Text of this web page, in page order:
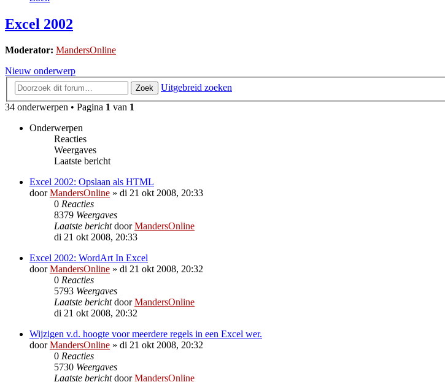
Excel 2002
Moderator: MandersOnline
Nieuw onderwerp
Zoek
Uitgebreid zoeken
34 onderwerpen • Pagina 1 van 1
Onderwerpen
Reacties
Weergaves
Laatste bericht
Excel 2002: Opslaan als HTML
doorMandersOnline » di 21 okt 2008, 20:33
0 Reacties
8379 Weergaves
Laatste berichtdoorMandersOnline
di 21 okt 2008, 20:33
Excel 2002: WordArt In Excel
doorMandersOnline » di 21 okt 2008, 20:32
0 Reacties
5793 Weergaves
Laatste berichtdoorMandersOnline
di 21 okt 2008, 20:32
Wijzigen v.d. hoogte voor meerdere regels in een Excel wer.
doorMandersOnline » di 21 okt 2008, 20:32
0 Reacties
5730 Weergaves
Laatste berichtdoorMandersOnline